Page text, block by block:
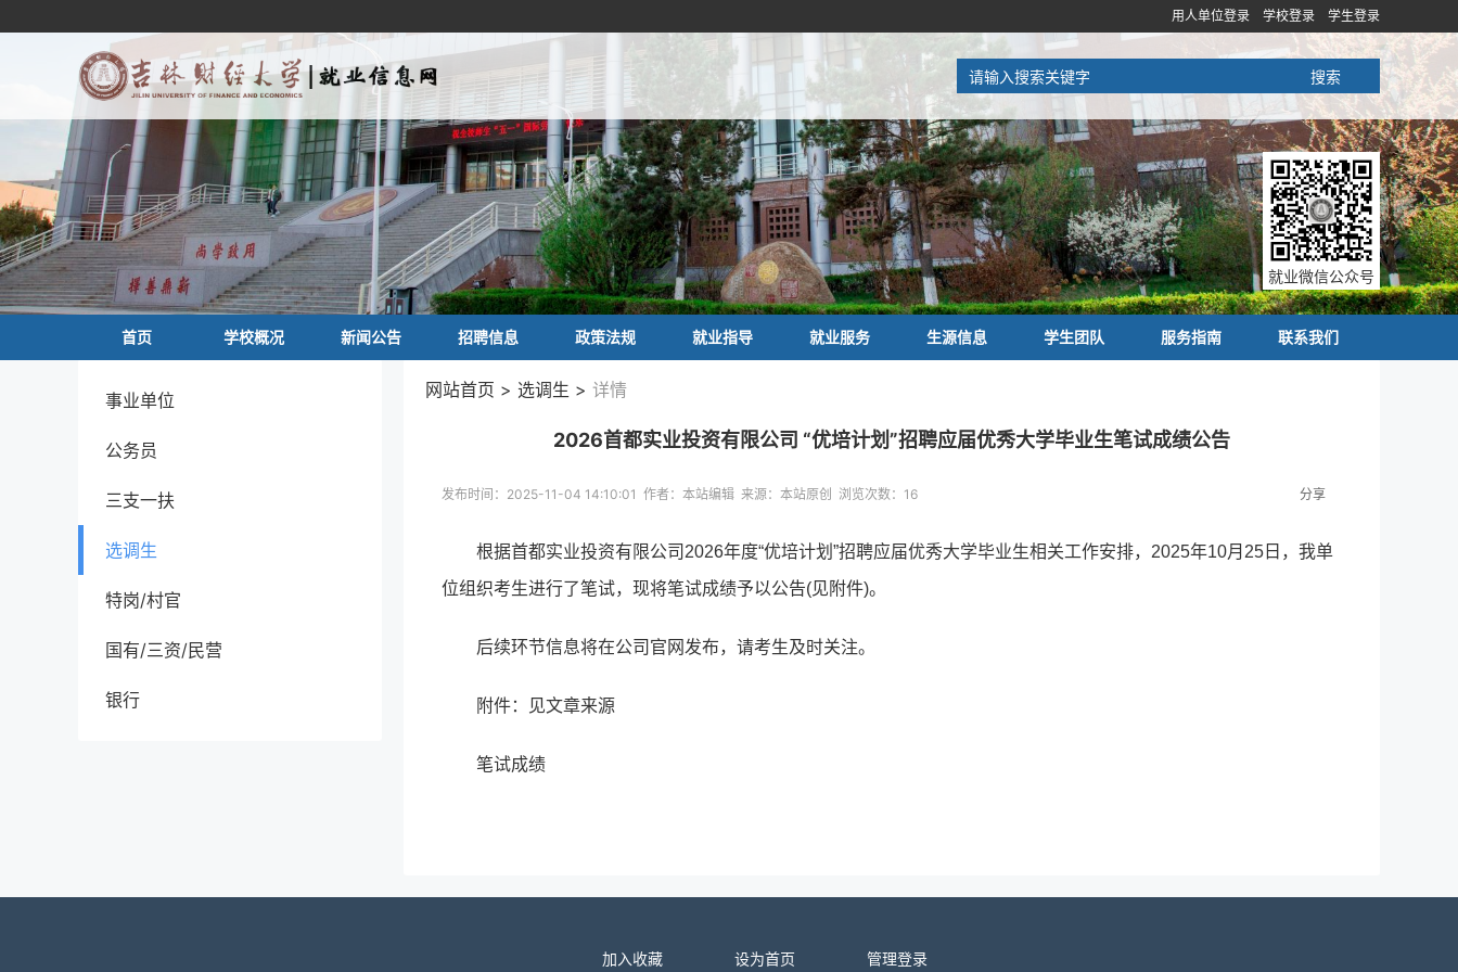
用人单位登录 学校登录 学生登录
就业微信公众号
首页 学校概况 新闻公告 招聘信息 政策法规 就业指导 就业服务 生源信息 学生团队 服务指南 联系我们
事业单位
公务员
三支一扶
选调生
特岗/村官
国有/三资/民营
银行
网站首页 > 选调生 > 详情
2026首都实业投资有限公司 “优培计划”招聘应届优秀大学毕业生笔试成绩公告
发布时间：2025-11-04 14:10:01 作者：本站编辑 来源：本站原创 浏览次数： 16 分享
根据首都实业投资有限公司2026年度“优培计划”招聘应届优秀大学毕业生相关工作安排，2025年10月25日，我单
位组织考生进行了笔试，现将笔试成绩予以公告(见附件)。
后续环节信息将在公司官网发布，请考生及时关注。
附件：见文章来源
笔试成绩
加入收藏 设为首页 管理登录